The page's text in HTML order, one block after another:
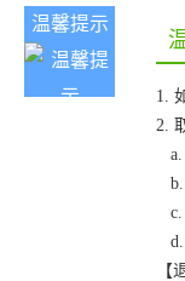
温馨提示
1.
2.
a.
b.
c.
d.
【